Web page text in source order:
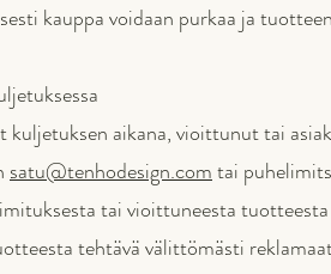
kauppa voidaan purkaa ja
aikana, vioittunut tai
satu@tenhodesign.comtai
tai vioittuneesta
tehtävä välittömästi